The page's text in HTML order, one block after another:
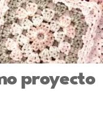
proyecto